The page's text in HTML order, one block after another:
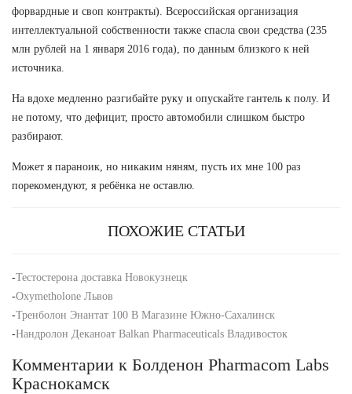
форвардные и своп контракты). Всероссийская организация
интеллектуальной собственности также спасла свои средства (235
млн рублей на 1 января 2016 года), по данным близкого к ней
источника.
На вдохе медленно разгибайте руку и опускайте гантель к полу. И
не потому, что дефицит, просто автомобили слишком быстро
разбирают.
Может я параноик, но никаким няням, пусть их мне 100 раз
порекомендуют, я ребёнка не оставлю.
ПОХОЖИЕ СТАТЬИ
-Тестостерона доставка Новокузнецк
-Oxymetholone Львов
-Тренболон Энантат 100 В Магазине Южно-Сахалинск
-Нандролон Деканоат Balkan Pharmaceuticals Владивосток
Комментарии к Болденон Pharmacom Labs
Краснокамск